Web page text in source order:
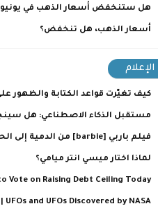
هل ستنخفض أسعار الذهب في
أسعار الذهب، هل تنخفض؟
الإعلام
كيف تغيّرت قواعد الكتابة والظهور
مستقبل الذكاء الاصطناعي: هل
فيلم باربي [barbie] من الدمية إلى الحياة الحقيقية؟
لماذا اختار ميسي انتر ميامي؟
Vote on Raising Debt Ceiling Today.
UFOs and UFOs Discovered by NASA | الأجسام الطائرة المجهولة